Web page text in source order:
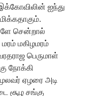
ஐந்து
சென்றால்
மகிழமரம்
பெருமாள்
நோக்கி
ஏழரை அடி
சூழ சங்கு